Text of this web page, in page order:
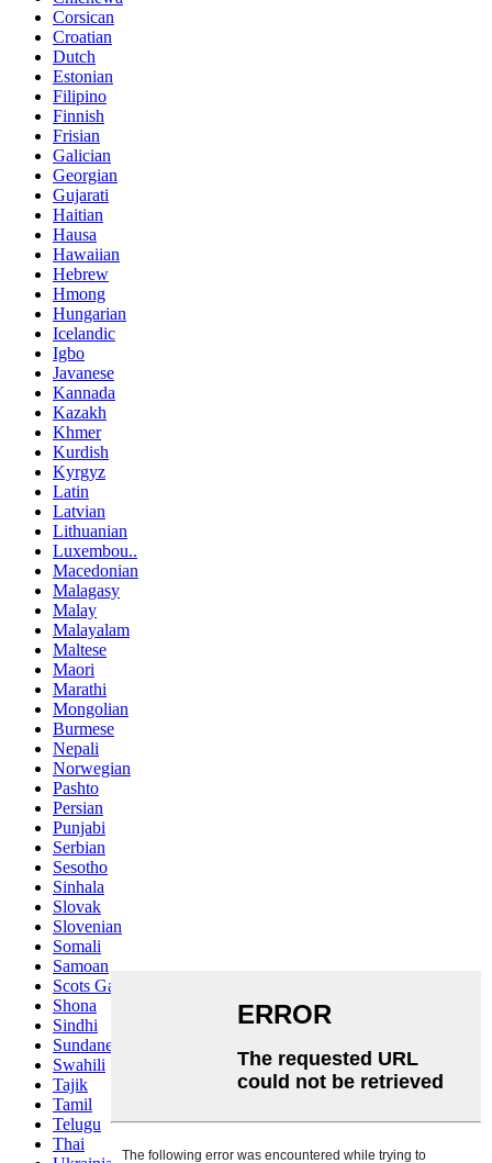
Corsican
Croatian
Dutch
Estonian
Filipino
Finnish
Frisian
Galician
Georgian
Gujarati
Haitian
Hausa
Hawaiian
Hebrew
Hmong
Hungarian
Icelandic
Igbo
Javanese
Kannada
Kazakh
Khmer
Kurdish
Kyrgyz
Latin
Latvian
Lithuanian
Luxembou..
Macedonian
Malagasy
Malay
Malayalam
Maltese
Maori
Marathi
Mongolian
Burmese
Nepali
Norwegian
Pashto
Persian
Punjabi
Serbian
Sesotho
Sinhala
Slovak
Slovenian
Somali
Samoan
Scots Gaelic
Shona
Sindhi
Sundanese
Swahili
Tajik
Tamil
Telugu
Thai